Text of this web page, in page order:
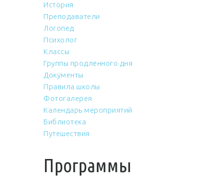
История
Преподаватели
Логопед
Психолог
Классы
Группы продлённого дня
Документы
Правила школы
Фотогалерея
Календарь мероприятий
Библиотека
Путешествия
Программы